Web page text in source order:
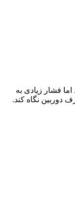
اما فشار زیادی به
دوربین نگاه کند.